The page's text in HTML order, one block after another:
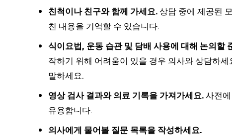
친척이나 친구와 함께 가세요. 상담 중에 제공된
친 내용을 기억할 수 있습니다.
식이요법, 운동 습관 및 담배 사용에 대해 논의할
작하기 위해 어려움이 있을 경우 의사와 상담하
말하세요.
영상 검사 결과와 의료 기록을 가져가세요.사전
유용합니다.
의사에게 물어볼 질문 목록을 작성하세요.